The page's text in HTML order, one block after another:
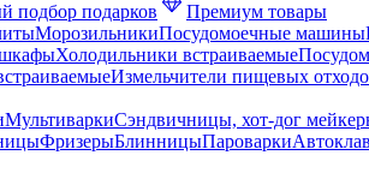
подбор подарков
Премиум товары
МорозильникиПосудомоечные машины
Холодильники встраиваемые
Измельчители пищевых
МультиваркиСэндвичницы, хот-дог
ФризерыБлинницыПароварки